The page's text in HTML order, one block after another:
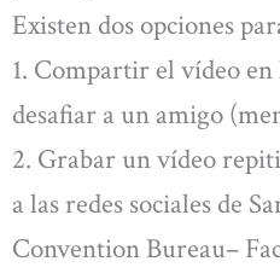
Existen dos opciones
1. Compartir el vídeo en
desafiar a un amigo
2. Grabar un vídeo
a las redes sociales de
Convention Bureau–